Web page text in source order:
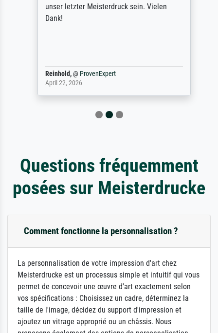
unser letzter Meisterdruck sein. Vielen
Dank!
Reinhold, @ProvenExpert
April 22, 2026
Questions fréquemment
posées sur Meisterdrucke
Comment fonctionne la personnalisation ?
La personnalisation de votre impression d'art chez
Meisterdrucke est un processus simple et intuitif qui vous
permet de concevoir une œuvre d'art exactement selon
vos spécifications : Choisissez un cadre, déterminez la
taille de l'image, décidez du support d'impression et
ajoutez un vitrage approprié ou un châssis. Nous